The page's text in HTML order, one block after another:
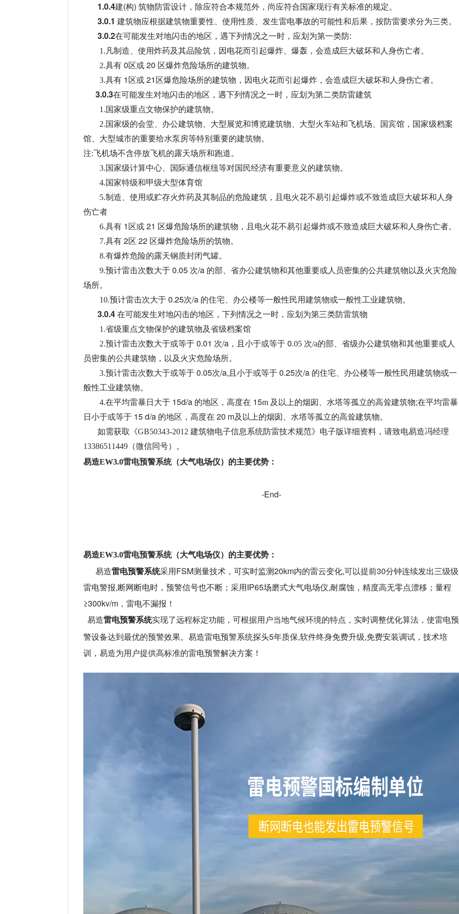
1.0.4建(构) 筑物防雷设计，除应符合本规范外，尚应符合国家现行有关标准的规定。
3.0.1建筑物应根据建筑物重要性、使用性质、发生雷电事故的可能性和后果，按防雷要求分为三类。
3.0.2在可能发生对地闪击的地区，遇下列情况之一时，应划为第一类防:
1.凡制造、使用炸药及其品险筑，因电花而引起爆炸、爆轰，会造成巨大破坏和人身伤亡者。
2.具有0区或 20 区爆炸危险场所的建筑物。
3.具有 1区或 21区爆危险场所的建筑物，因电火花而引起爆炸，会造成巨大破坏和人身伤亡者。
3.0.3在可能发生对地闪击的地区，遇下列情况之一时，应划为第二类防雷建筑
1.国家级重点文物保护的建筑物。
2.国家级的会堂、办公建筑物、大型展览和博览建筑物、大型火车站和飞机场、国宾馆，国家级档案
馆、大型城市的重要给水泵房等特别重要的建筑物。
注:飞机场不含停放飞机的露天场所和跑道。
3.国家级计算中心、国际通信枢纽等对国民经济有重要意义的建筑物。
4.国家特级和甲级大型体育馆
5.制造、使用或贮存火炸药及其制品的危险建筑，且电火花不易引起爆炸或不致造成巨大破坏和人身
伤亡者
6.具有 1区或 21 区爆危险场所的建筑物，
且电火花不易引起爆炸或不致造成巨大破坏和人身伤亡者。
7.具有2区 22 区爆炸危险场所的筑物。
8.有爆炸危险的露天钢质封闭气罐。
9.预计雷击次数大于0.05 次/a 的部、省办公建筑物和其他重要或人员密集的公共建筑物以及火灾危险
场所。
10.预计雷击次大于0.25次/a 的住宅、 办公楼等一般性民用建筑物或一般性工业建筑物。
3.0.4在可能发生对地闪击的地区，下列情况之一时，应划为第三类防雷筑物
1.省级重点文物保护的建筑物及省级档案馆
2.预计雷击次数大于或等于0.01 次/a，且小于或等于 0.05 次/a的部、省级办公建筑物和其他重要或人
员密集的公共建筑物，以及火灾危险场所。
3.预计雷击次数大于或等于0.05次/a,且小于或等于 0.25次/a 的住宅、办公楼等一般性民用建筑物或一
般性工业建筑物。
4.在平均雷暴日大于 15d/a 的地区，高度在 15m 及以上的烟囱、水塔等孤立的高耸建筑物;在平均雷暴
日小于或等于 15 d/a 的地区 ，高度在 20 m及以上的烟囱、水塔等孤立的高耸建筑物。
如需获取《GB50343-2012 建筑物电子信息系统防雷技术规范》电子版详细资料，请致电易造冯经理
13386511449（微信同号）。
易造EW3.0雷电预警系统（大气电场仪） 的主要优势 ：
-End-
易造EW3.0雷电预警系统（大气电场仪） 的主要优势 ：
易造雷电预警系统采用FSM测量技术，可实时监测20km内的雷云变化,可以提前30分钟连续发出三级级
雷电警报,断网断电时，预警信号也不断；采用IP65场磨式大气电场仪,耐腐蚀，精度高无零点漂移；量程
≥300kv/m，雷电不漏报！
易造雷电预警系统实现了远程标定功能，可根据用户当地气候环境的特点，实时调整优化算法，使雷电预
警设备达到最优的预警效果。易造雷电预警系统探头5年质保,软件终身免费升级,免费安装调试，技术培
训，易造为用户提供高标准的雷电预警解决方案！